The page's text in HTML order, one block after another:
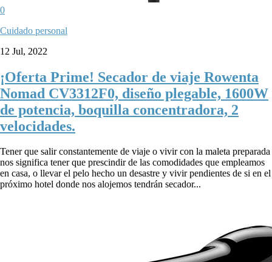
0
Cuidado personal
12 Jul, 2022
¡Oferta Prime! Secador de viaje Rowenta
Nomad CV3312F0, diseño plegable, 1600W
de potencia, boquilla concentradora, 2
velocidades.
Tener que salir constantemente de viaje o vivir con la maleta preparada
nos significa tener que prescindir de las comodidades que empleamos
en casa, o llevar el pelo hecho un desastre y vivir pendientes de si en el
próximo hotel donde nos alojemos tendrán secador...